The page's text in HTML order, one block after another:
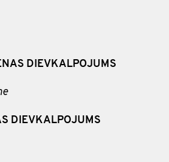
DIEVKALPOJUMS
DIEVKALPOJUMS